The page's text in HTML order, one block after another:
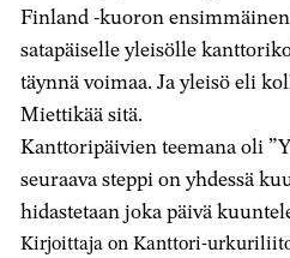
Finland -kuoron
satapäiselle yleisölle
täynnä voimaa. Ja yleisö eli
Miettikää sitä.
Kanttoripäivien teemana oli
seuraava steppi on yhdessä
hidastetaan joka päivä
Kirjoittaja on Kanttori-